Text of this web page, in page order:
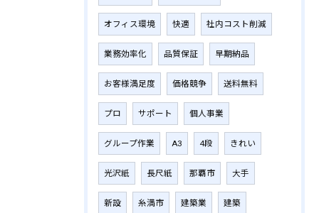
オフィス環境 快適 社内コスト削減
業務効率化 品質保証 早期納品
お客様満足度 価格競争 送料無料
プロ サポート 個人事業
グループ作業 A3 4段 きれい
光沢紙 長尺紙 那覇市 大手
新設 糸満市 建築業 建築